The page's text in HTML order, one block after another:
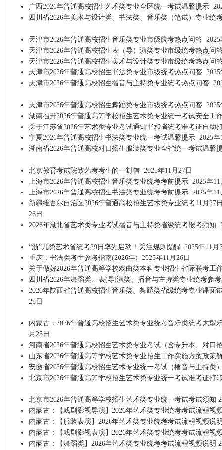
广西2026年普通高校招生艺术类专业全区统一考试温馨提示
四川省2026年美术与设计类、书法类、音乐类（笔试）专业统
天津市2026年普通高校招生音乐类专业市级统考热点问答2025
天津市2026年普通高校招生表（导）演类专业市级统考热点问
天津市2026年普通高校招生美术与设计类专业市级统考热点问
天津市2026年普通高校招生书法类专业市级统考热点问答2025
天津市2026年普通高校招生播音与主持类专业统考热点问答
天津市2026年普通高校招生舞蹈类专业市级统考热点问答2025
湖南召开2026年普通高等学校招生艺术类专业统一考试安全工
关于江苏省2026年艺术类专业考试通知书和省统考准考证自助
宁夏2026年普通高校招生书法类专业统一考试温馨提示2025年
湖南省2026年普通高校对口招生服装类专业全省统一考试温馨
北京教育考试院致艺考考生的一封信2025年11月27日
上海市2026年普通高校招生音乐类专业统考考前提示2025年11
上海市2026年普通高校招生书法类专业统考考前提示2025年11
新疆维吾尔自治区2026年普通高校招生艺术类专业统考11月27
26日
2026年湖北省艺术类专业考试播音与主持类省级统考报考须知
“浙”几类艺术省统考29日率先启动！关注规则提醒 2025年11月
重庆：书法类考生参考指南(2026年) 2025年11月26日
关于做好2026年普通高等学校戏曲类本科专业招生省际联考工
四川省2026年舞蹈类、表(导)演类、播音与主持类专业统考参
2026年陕西省普通高校招生音乐类、舞蹈类省级统考专业课面
25日
内蒙古：2026年普通高校招生艺术类专业统考音乐类统考大型
月25日
河南省2026年普通高校招生艺术类专业考试（含专升本、对口
山东省2026年普通高等学校艺术类专业招生工作实施方案政策
安徽省2026年普通高校招生艺术专业统一考试（播音与主持类
北京市2026年普通高等学校招生艺术类专业统一考试准考证打
北京市2026年普通高等学校招生艺术类专业统一考试考试须知
内蒙古：【戏剧影视导演】2026年艺术类专业统考考试流程视
内蒙古：【服装表演】2026年艺术类专业统考考试流程视频说
内蒙古：【戏剧影视表演】2026年艺术类专业统考考试流程视
内蒙古：【舞蹈类】2026年艺术类专业统考考试流程视频说明